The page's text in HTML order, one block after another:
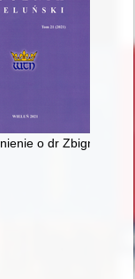
o dr Zbigniewie